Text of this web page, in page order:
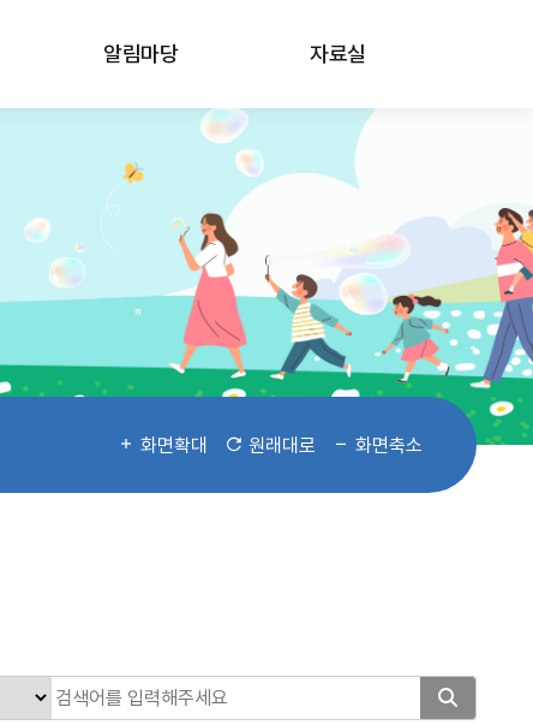
알림마당 자료실
화면확대 원래대로 화면축소